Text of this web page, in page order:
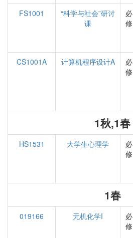
FS1001
“科学与社会”研讨
课
必
修
CS1001A
计算机程序设计A
必
修
1秋,1春
HS1531 大学生心理学
必
修
1春
019166 无机化学I
必
修